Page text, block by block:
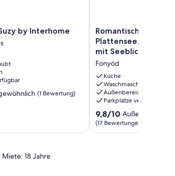
by Interhome
(1 Bewertung)
Romantische
Jugendstil-
Villa
Plattensee,
gepflegter
Garten,
mit
Seeblick
Fonyód
Romantische
Plattensee,
mit Seeblick
Fonyód
Küche
Waschmaschine
Außenbereich
Parkplätze verfügbar
9.8
von
10,
9,8/10
(17 Bewertungen)
18 Jahre